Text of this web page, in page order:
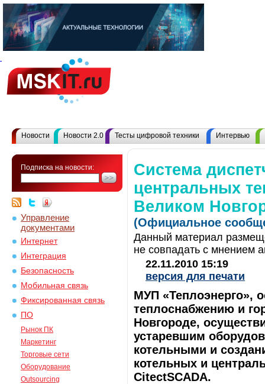
Новости Новости 2.0 Тесты цифровой техники Интервью
Подписка на новости:
Управление
документами
Интернет
Интеграция
Безопасность
Мобильная связь
Фиксированная связь
ПО
Рынок ПК
Маркетинг
Торговые сети
Оборудование
Outsourcing
Система
центральных
Великом
(Официальное
Данный материал
не совпадать с мнением
22.11.2010 15:19
версия для печати
МУП «Теплоэнерго»,
теплоснабжению и
Новгороде,
устаревшим
котельными и
котельных и
CitectSCADA.